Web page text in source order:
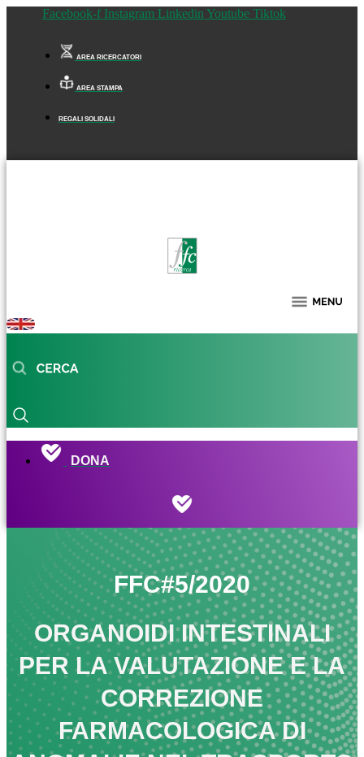
Facebook-f Instagram Linkedin Youtube Tiktok
AREA RICERCATORI
AREA STAMPA
REGALI SOLIDALI
DONA
FFC#5/2020
ORGANOIDI INTESTINALI
PER LA VALUTAZIONE E LA
CORREZIONE
FARMACOLOGICA DI